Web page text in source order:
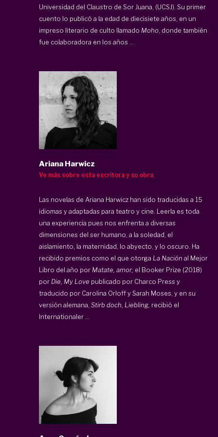
Universidad del Claustro de Sor Juana, (UCSJ). Su primer
cuento lo publicó a la edad de diecisiete años, en un
impreso literario de culto llamado Moho, donde también
fue colaboradora en los años ...
Ariana Harwicz
Ve más sobre esta escritora y su obra
Las novelas de Ariana Harwicz han sido traducidas a 15
idiomas y adaptadas para teatro y cine. Leerla es toda
una experiencia pues nos enfrenta a diversas
dimensiones del ser humano, a la soledad, el
aislamiento, la maternidad, lo abyecto, y lo oscuro. Ha
recibido premios como el que otorga La Nación al Mejor
Libro del año por Matate, amor; el Booker Prize (2018)
por Die, My Love publicado por Charco Press y
traducido por Carolina Orloff y Sarah Moses, y en su
versión alemana, Stirb doch, Liebling, recibió el
Internationaler ...